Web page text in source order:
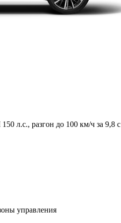
л.с., разгон до 100 км/ч за 9,8 с
управления